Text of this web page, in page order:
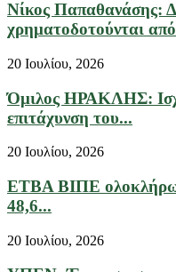
Νίκος Παπαθανάσης:
χρηματοδοτούνται
20 Ιουλίου, 2026
Όμιλος ΗΡΑΚΛΗΣ:
επιτάχυνση του...
20 Ιουλίου, 2026
ΕΤΒΑ ΒΙΠΕ
48,6...
20 Ιουλίου, 2026